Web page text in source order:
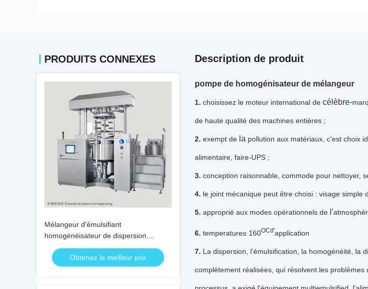
PRODUITS CONNEXES
Mélangeur d'émulsifiant
homogénéisateur de dispersion
Mélangeur d'émulsifiant en ligne DSZL
sous videObtenez le meilleur prix
Description de produit
pompe de homogénisateur de mélangeur
1. choisissez le moteur international de célèbre-
de haute qualité des machines entières ;
2. exempt de la pollution aux matériaux, c'est choix
alimentaire, faire-UPS ;
3. conception raisonnable, commode pour nettoyer,
4. le joint mécanique peut être choisi : visage simple
5. approprié aux modes opérationnels de l'
6. temperature≤ 160OCd'application
7. La dispersion, l'émulsification, la homogénéité, la
complètement réalisées, qui résolvent les